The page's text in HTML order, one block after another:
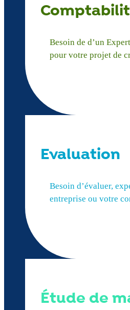
Besoin de d’un
pour votre projet de
Evaluation
Besoin d’évaluer,
entreprise ou votre
Étude de